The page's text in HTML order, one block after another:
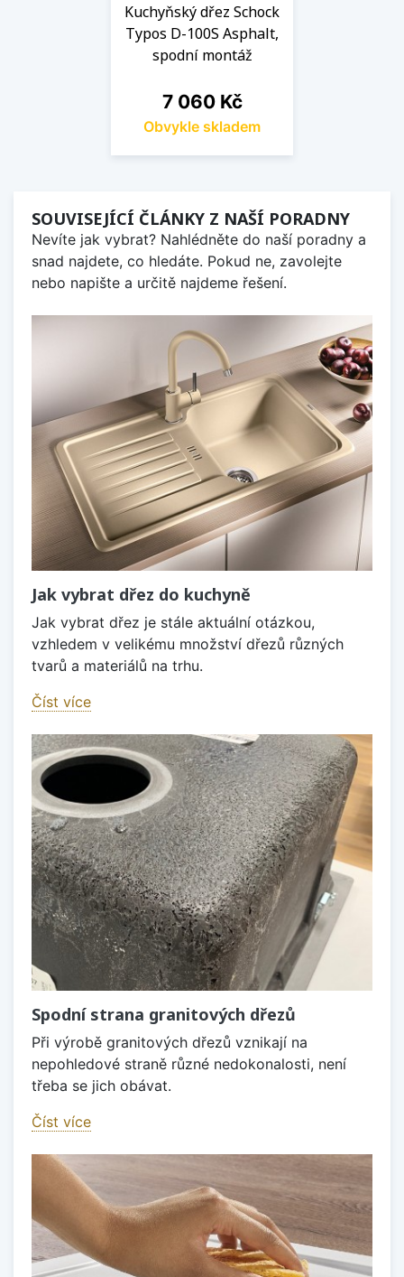
Kuchyňský dřez Schock
Typos D-100S Asphalt,
spodní montáž
Cena
7 060 Kč
Obvykle skladem
SOUVISEJÍCÍ ČLÁNKY Z NAŠÍ PORADNY
Nevíte jak vybrat? Nahlédněte do naší poradny a
snad najdete, co hledáte. Pokud ne, zavolejte
nebo napište a určitě najdeme řešení.
Jak vybrat dřez do kuchyně
Jak vybrat dřez je stále aktuální otázkou,
vzhledem v velikému množství dřezů různých
tvarů a materiálů na trhu.
Číst více
Spodní strana granitových dřezů
Při výrobě granitových dřezů vznikají na
nepohledové straně různé nedokonalosti, není
třeba se jich obávat.
Číst více